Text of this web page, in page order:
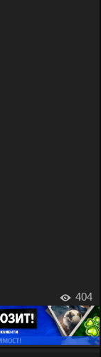
404